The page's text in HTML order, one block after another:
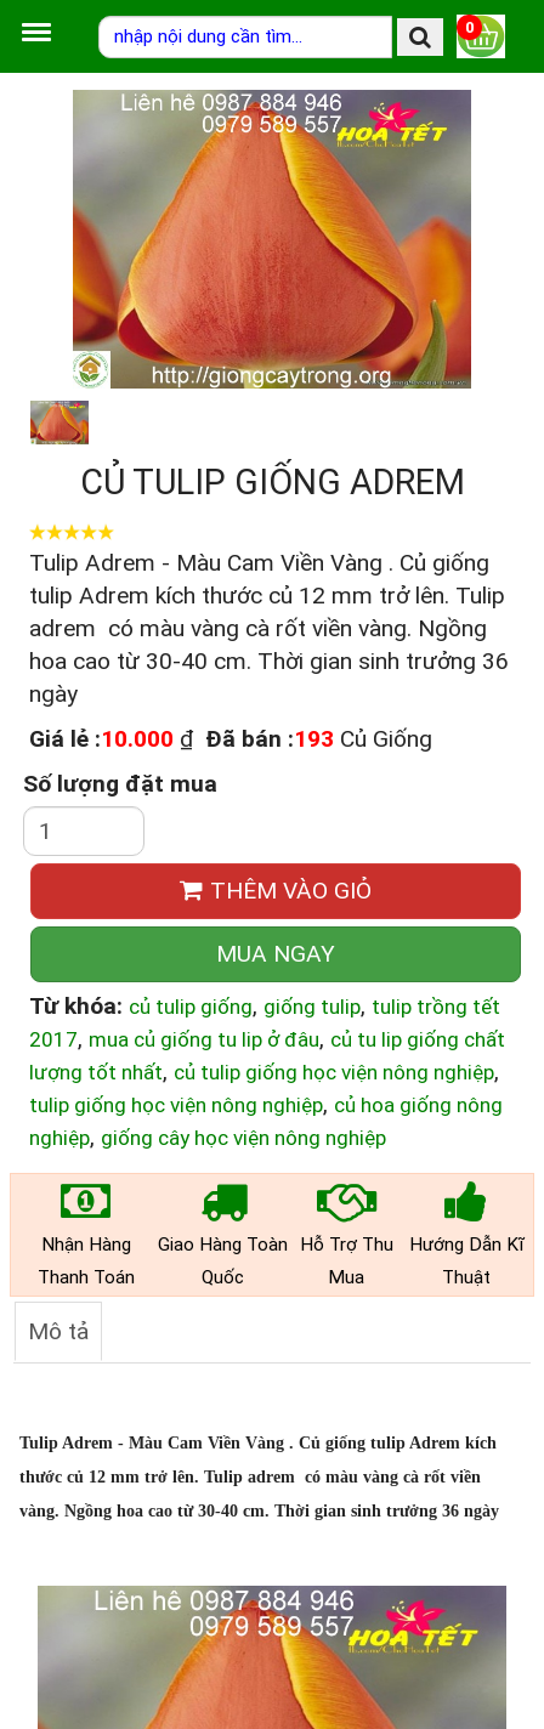
0
CỦ TULIP GIỐNG ADREM
Tulip Adrem - Màu Cam Viền Vàng . Củ giống
tulip Adrem kích thước củ 12 mm trở lên. Tulip
adrem có màu vàng cà rốt viền vàng. Ngồng
hoa cao từ 30-40 cm. Thời gian sinh trưởng 36
ngày
Giá lẻ :10.000 ₫ Đã bán :193 Củ Giống
Số lượng đặt mua
THÊM VÀO GIỎ
MUA NGAY
Từ khóa: củ tulip giống, giống tulip, tulip trồng tết
2017, mua củ giống tu lip ở đâu, củ tu lip giống chất
lượng tốt nhất, củ tulip giống học viện nông nghiệp,
tulip giống học viện nông nghiệp, củ hoa giống nông
nghiệp, giống cây học viện nông nghiệp
Nhận Hàng
Thanh Toán
Giao Hàng Toàn
Quốc
Hỗ Trợ Thu
Mua
Hướng Dẫn Kĩ
Thuật
Mô tả
Tulip Adrem - Màu Cam Viền Vàng . Củ giống tulip Adrem kích
thước củ 12 mm trở lên. Tulip adrem có màu vàng cà rốt viền
vàng. Ngồng hoa cao từ 30-40 cm. Thời gian sinh trưởng 36 ngày